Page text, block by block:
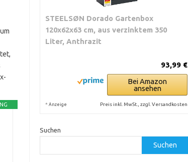
STEELSØN Dorado Gartenbox
120x62x63 cm, aus verzinktem 350
Liter, Anthrazit
93,99 €
Bei Amazon
ansehen
* Anzeige Preis inkl. MwSt., zzgl. Versandkosten
Suchen
Suchen